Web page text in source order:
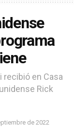
recibió en Casa
Rick
de 2022